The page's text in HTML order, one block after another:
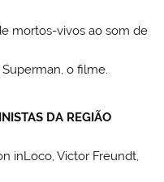
mortos-vivos ao som de
o filme.
DA REGIÃO
inLoco, Victor Freundt,